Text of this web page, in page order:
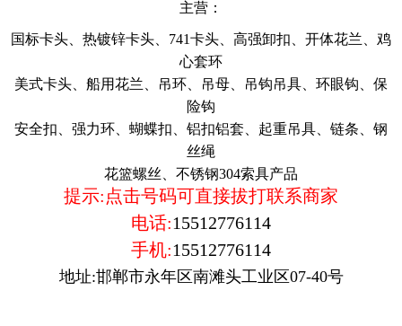
主营：
国标卡头、热镀锌卡头、741卡头、高强卸扣、开体花兰、鸡
心套环
美式卡头、船用花兰、吊环、吊母、吊钩吊具、环眼钩、保
险钩
安全扣、强力环、蝴蝶扣、铝扣铝套、起重吊具、链条、钢
丝绳
花篮螺丝、不锈钢304索具产品
提示:点击号码可直接拔打联系商家
电话:15512776114
手机:15512776114
地址:邯郸市永年区南滩头工业区07-40号